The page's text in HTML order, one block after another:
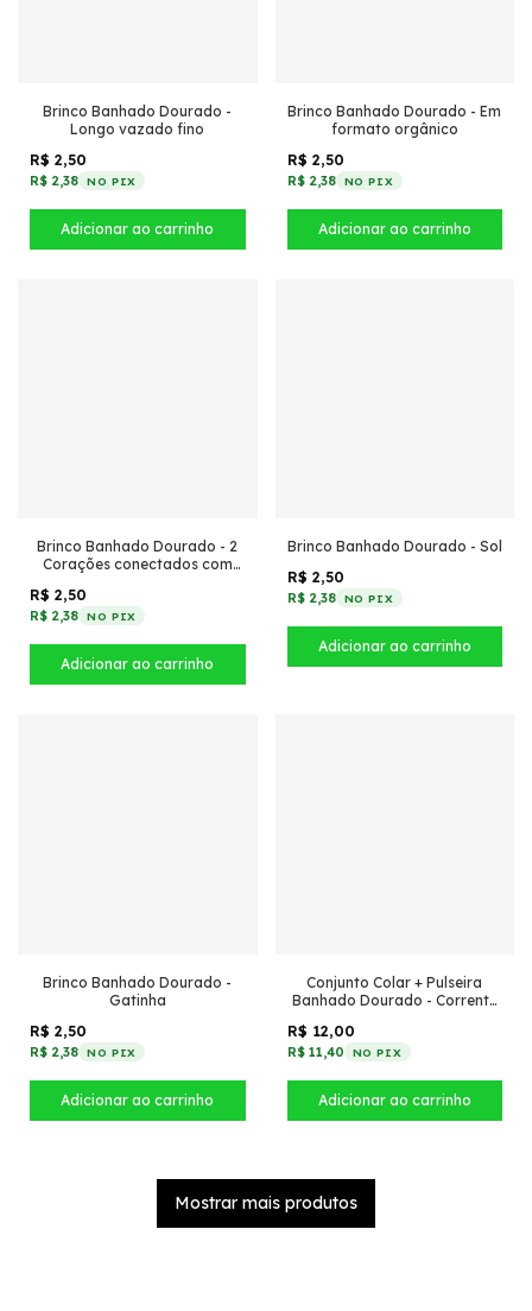
Brinco Banhado Dourado -
Longo vazado fino
R$ 2,50
R$ 2,38 NO PIX
Brinco Banhado Dourado - Em
formato orgânico
R$ 2,50
R$ 2,38 NO PIX
Brinco Banhado Dourado - 2
Corações conectados com
R$ 2,50
R$ 2,38 NO PIX
Brinco Banhado Dourado - Sol
R$ 2,50
R$ 2,38 NO PIX
Brinco Banhado Dourado -
Gatinha
R$ 2,50
R$ 2,38 NO PIX
Conjunto Colar + Pulseira
Banhado Dourado - Corrente
R$ 12,00
R$ 11,40 NO PIX
Mostrar mais produtos